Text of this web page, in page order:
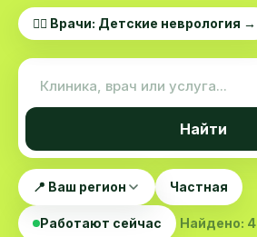
👨‍⚕️ Врачи: Детские неврология →
Найти
📍 Ваш регион Частная
Работают сейчас Найдено: 4